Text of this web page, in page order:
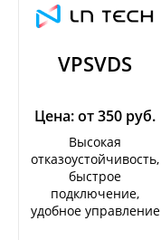
VPSVDS
Цена: от 350 руб.
Высокая
отказоустойчивость,
быстрое
подключение,
удобное управление